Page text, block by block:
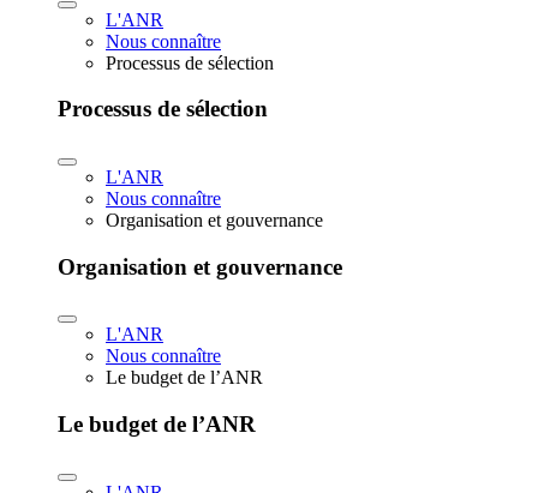
L'ANR
Nous connaître
Processus de sélection
Processus de sélection
L'ANR
Nous connaître
Organisation et gouvernance
Organisation et gouvernance
L'ANR
Nous connaître
Le budget de l’ANR
Le budget de l’ANR